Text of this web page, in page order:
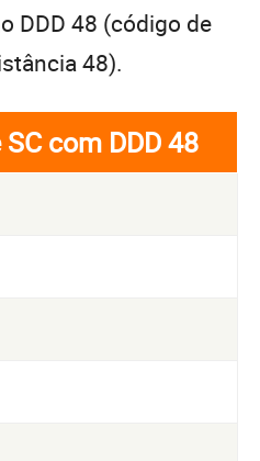
DDD 48 (código de
48).
com DDD 48